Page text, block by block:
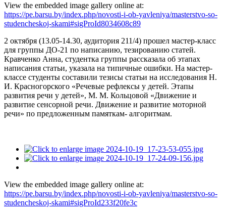
View the embedded image gallery online at:
https://pe.barsu.by/index.php/novosti-i-ob-yavleniya/masterstvo-so-
studencheskoj-skami#sigProId8034608c89
2 октября (13.05-14.30, аудитория 211/4) прошел мастер-класс
для группы ДО-21 по написанию, тезированию статей.
Кравченко Анна, студентка группы рассказала об этапах
написания статьи, указала на типичные ошибки. На мастер-
классе студенты составили тезисы статьи на исследования Н.
И. Красногорского «Речевые рефлексы у детей. Этапы
развития речи у детей», М. М. Кольцовой «Движение и
развитие сенсорной речи. Движение и развитие моторной
речи» по предложенным памяткам- алгоритмам.
View the embedded image gallery online at:
https://pe.barsu.by/index.php/novosti-i-ob-yavleniya/masterstvo-so-
studencheskoj-skami#sigProId233f20fe3c